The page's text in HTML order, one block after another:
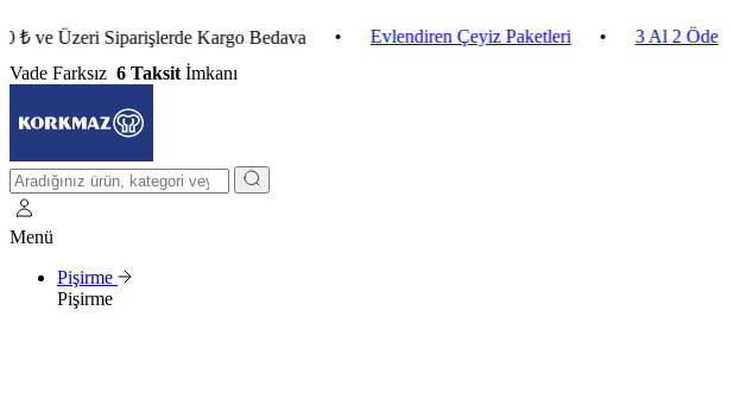
Siparişlerde Kargo Bedava • Evlendiren Çeyiz Paketleri • 3 Al 2 Öde •
Vade Farksız 6 Taksit İmkanı
Menü
Pişirme
Pişirme